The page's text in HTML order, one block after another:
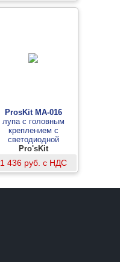
ProsKit MA-016
лупа с головным
креплением с
светодиодной
подсветкой
Pro'sKit
1 436 руб. с НДС